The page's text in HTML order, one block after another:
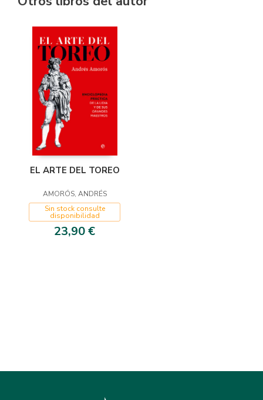
EL ARTE DEL TOREO
AMORÓS, ANDRÉS
Sin stock consulte
disponibilidad
23,90 €